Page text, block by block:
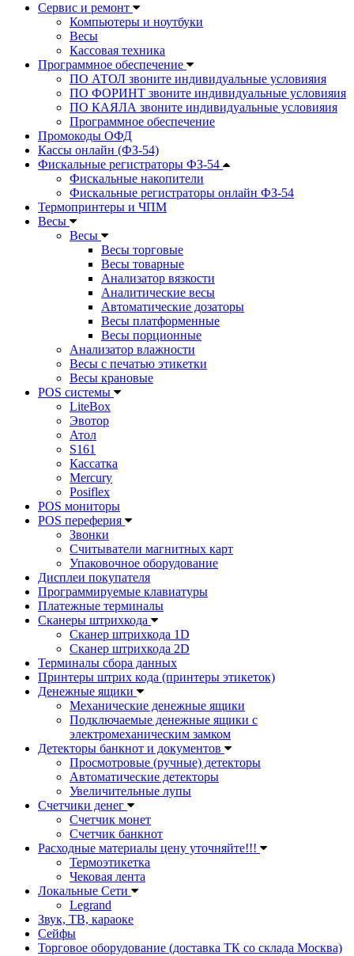
Сервис и ремонт
Компьютеры и ноутбуки
Весы
Кассовая техника
Программное обеспечение
ПО АТОЛ звоните индивидуальные условияия
ПО ФОРИНТ звоните индивидуальные условияия
ПО КАЯЛА звоните индивидуальные условияия
Программное обеспечение
Промокоды ОФД
Кассы онлайн (ФЗ-54)
Фискальные регистраторы ФЗ-54
Фискальные накопители
Фискальные регистраторы онлайн ФЗ-54
Термопринтеры и ЧПМ
Весы
Весы
Весы торговые
Весы товарные
Анализатор вязкости
Аналитические весы
Автоматические дозаторы
Весы платформенные
Весы порционные
Анализатор влажности
Весы с печатью этикетки
Весы крановые
POS системы
LiteBox
Эвотор
Атол
S161
Кассатка
Mercury
Posiflex
POS мониторы
POS переферия
Звонки
Считыватели магнитных карт
Упаковочное оборудование
Дисплеи покупателя
Программируемые клавиатуры
Платежные терминалы
Сканеры штрихкода
Сканер штрихкода 1D
Сканер штрихкода 2D
Терминалы сбора данных
Принтеры штрих кода (принтеры этикеток)
Денежные ящики
Механические денежные ящики
Подключаемые денежные ящики с
электромеханическим замком
Детекторы банкнот и документов
Просмотровые (ручные) детекторы
Автоматические детекторы
Увеличительные лупы
Счетчики денег
Счетчик монет
Счетчик банкнот
Расходные материалы цену уточняйте!!!
Термоэтикетка
Чековая лента
Локальные Сети
Legrand
Звук, ТВ, караоке
Сейфы
Торговое оборудование (доставка ТК со склада Москва)